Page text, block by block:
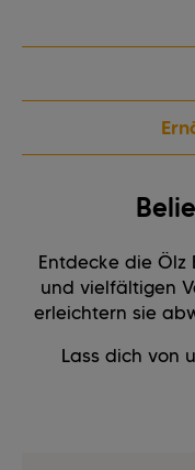
Entdecke die
und vielfältigen
erleichtern sie
Lass dich von